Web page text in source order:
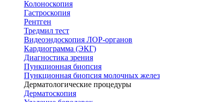
Колоноскопия
Гастроскопия
Рентген
Тредмил тест
Видеоэндоскопия ЛОР-органов
Кардиограмма (ЭКГ)
Диагностика зрения
Пункционная биопсия
Пункционная биопсия молочных желез
Дерматологические процедуры
Дерматоскопия